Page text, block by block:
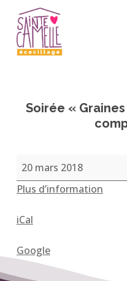
main
content
Soirée «
Soirée
«
Graines
Bonheur
par
la
20 mars 2018
Plus d’information
iCal
Google